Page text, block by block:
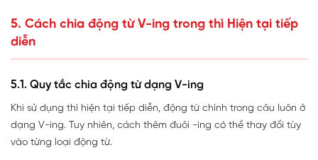
5. Cách chia động từ V-ing trong thì Hiện tại tiếp
diễn
5.1. Quy tắc chia động từ dạng V-ing
Khi sử dụng thì hiện tại tiếp diễn, động từ chính trong câu luôn ở
dạng V-ing. Tuy nhiên, cách thêm đuôi -ing có thể thay đổi tùy
vào từng loại động từ.